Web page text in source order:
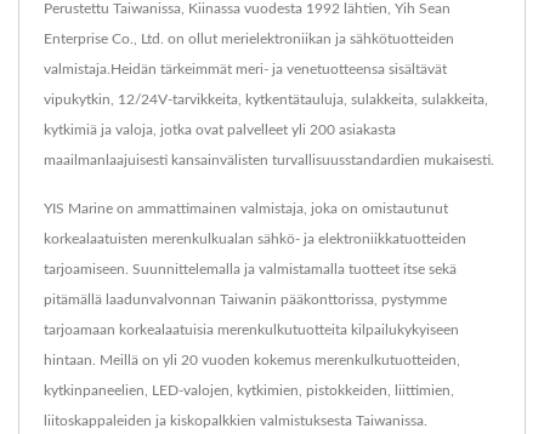
Perustettu Taiwanissa, Kiinassa vuodesta 1992 lähtien, Yih Sean
Enterprise Co., Ltd. on ollut merielektroniikan ja sähkötuotteiden
valmistaja.Heidän tärkeimmät meri- ja venetuotteensa sisältävät
vipukytkin, 12/24V-tarvikkeita, kytkentätauluja, sulakkeita, sulakkeita,
kytkimiä ja valoja, jotka ovat palvelleet yli 200 asiakasta
maailmanlaajuisesti kansainvälisten turvallisuusstandardien mukaisesti.
YIS Marine on ammattimainen valmistaja, joka on omistautunut
korkealaatuisten merenkulkualan sähkö- ja elektroniikkatuotteiden
tarjoamiseen. Suunnittelemalla ja valmistamalla tuotteet itse sekä
pitämällä laadunvalvonnan Taiwanin pääkonttorissa, pystymme
tarjoamaan korkealaatuisia merenkulkutuotteita kilpailukykyiseen
hintaan. Meillä on yli 20 vuoden kokemus merenkulkutuotteiden,
kytkinpaneelien, LED-valojen, kytkimien, pistokkeiden, liittimien,
liitoskappaleiden ja kiskopalkkien valmistuksesta Taiwanissa.